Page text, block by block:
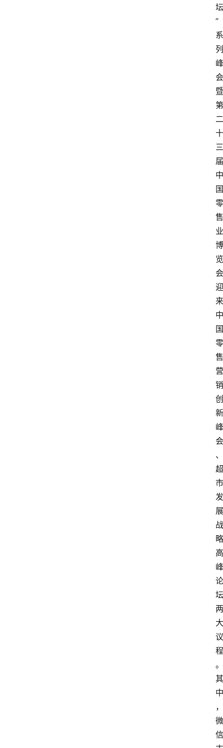
坛
”
系
列
峰
会
暨
第
二
十
三
届
中
国
零
售
业
博
览
会
迎
来
中
国
零
售
营
销
创
新
峰
会
、
超
市
发
展
战
略
高
峰
论
坛
两
大
议
程
。
其
中
，
微
信